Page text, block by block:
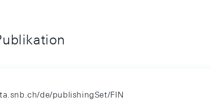
de/publishingSet/FIN